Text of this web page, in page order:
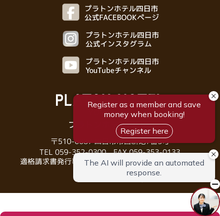
© プラトンホテル四日市
プラトンホテル四日市
〒510-0087 四日市市西新地7番3号
TEL059-352-0300FAX 059-353-0133
適格請求書発行事業者登録番号（T9190001019186）
プラトンホテル四日市
公式FACEBOOKページ
プラトンホテル四日市
公式インスタグラム
プラトンホテル四日市
YouTubeチャンネル